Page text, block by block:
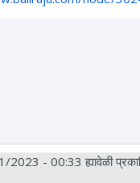
2023 - 00:33 ह्यावेळी